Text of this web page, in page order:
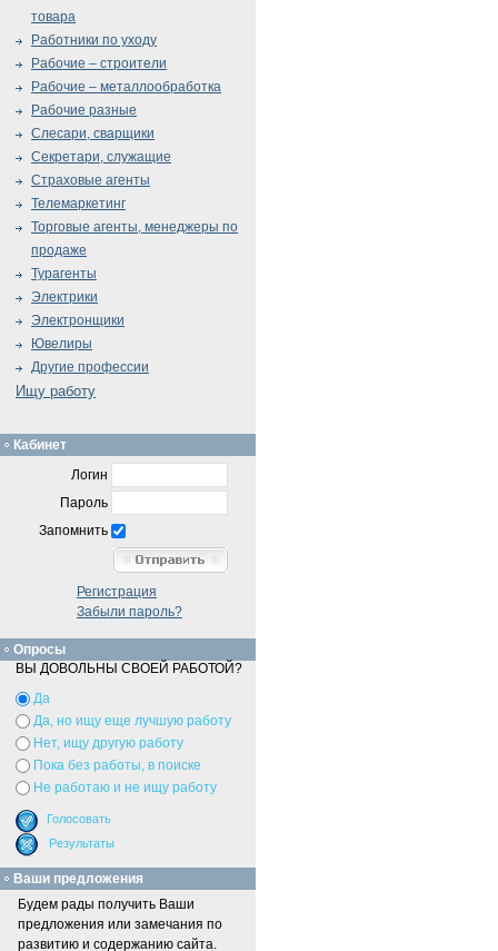
товара
Работники по уходу
Рабочие – строители
Рабочие – металлообработка
Рабочие разные
Слесари, сварщики
Секретари, служащие
Страховые агенты
Телемаркетинг
Торговые агенты, менеджеры по
продаже
Турагенты
Электрики
Электронщики
Ювелиры
Другие профессии
Ищу работу
Кабинет
Логин
Пароль
Запомнить
Регистрация
Забыли пароль?
Опросы
ВЫ ДОВОЛЬНЫ СВОЕЙ РАБОТОЙ?
Да
Да, но ищу еще лучшую работу
Нет, ищу другую работу
Пока без работы, в поиске
Не работаю и не ищу работу
Ваши предложения
Будем рады получить Ваши
предложения или замечания по
развитию и содержанию сайта.